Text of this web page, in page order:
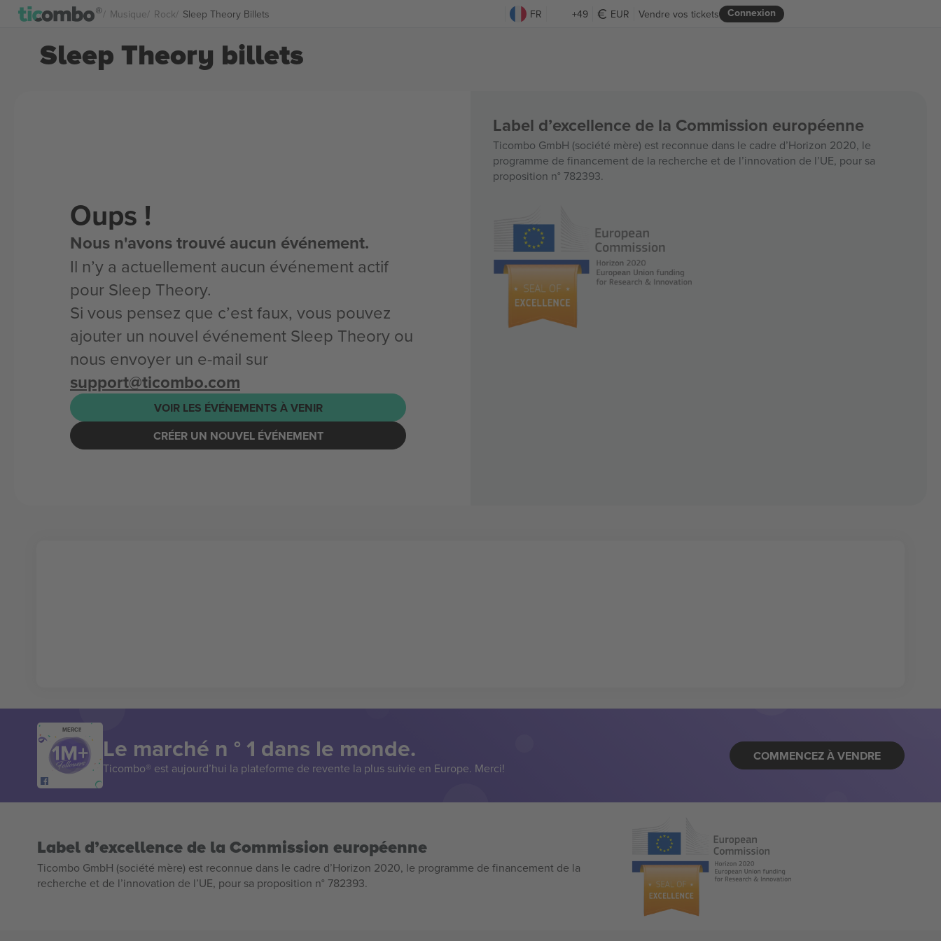
Musique Rock Sleep Theory Billets FR +49 EUR Connexion
Vendre vos tickets
Sleep Theory billets
Oups !
Nous n'avons trouvé aucun événement.
Il n’y a actuellement aucun événement actif
pour Sleep Theory.
Si vous pensez que c’est faux, vous pouvez
ajouter un nouvel événement Sleep Theory ou
nous envoyer un e-mail sur
support@ticombo.com
VOIR LES ÉVÉNEMENTS À VENIR
CRÉER UN NOUVEL ÉVÉNEMENT
Label d’excellence de la Commission européenne
Ticombo GmbH (société mère) est reconnue dans le cadre d’Horizon 2020, le
programme de financement de la recherche et de l’innovation de l’UE, pour sa
proposition n° 782393.
MERCI!
Le marché n ° 1 dans le monde.
Ticombo® est aujourd’hui la plateforme de revente la plus suivie en Europe. Merci!
COMMENCEZ À VENDRE
Label d’excellence de la Commission européenne
Ticombo GmbH (société mère) est reconnue dans le cadre d’Horizon 2020, le programme de financement de la
recherche et de l’innovation de l’UE, pour sa proposition n° 782393.